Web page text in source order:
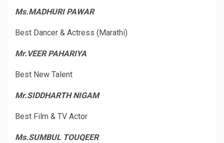
Ms.MADHURI PAWAR
Best Dancer & Actress (Marathi)
Mr.VEER PAHARIYA
Best New Talent
Mr.SIDDHARTH NIGAM
Best Film & TV Actor
Ms.SUMBUL TOUQEER